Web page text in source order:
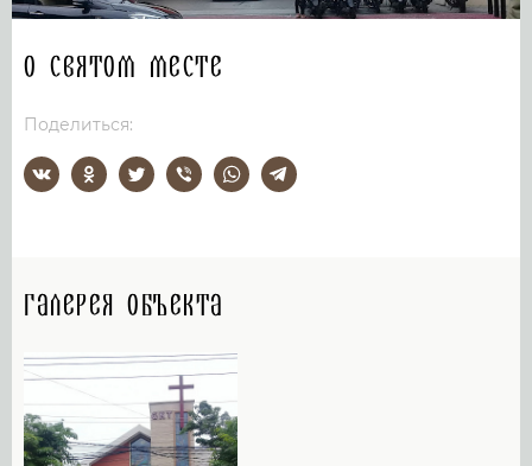
О святом месте
Поделиться:
Галерея объекта